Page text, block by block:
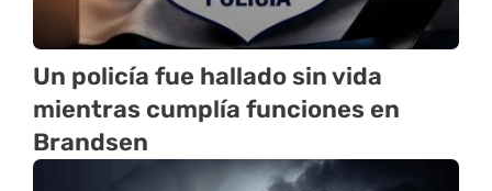
Un policía fue hallado sin vida
mientras cumplía funciones en
Brandsen